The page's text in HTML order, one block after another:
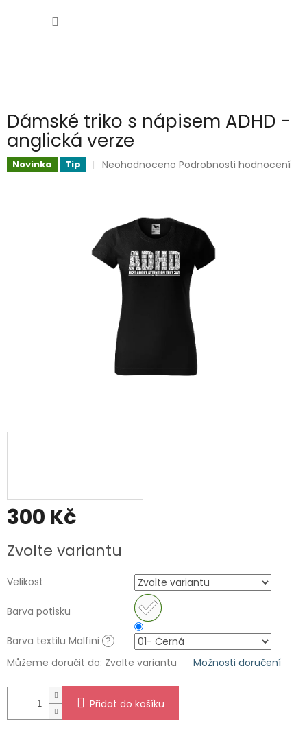
Dámské triko s nápisem ADHD -
anglická verze
Novinka Tip
Průměrné
z
5
hvězdiček.
Neohodnoceno Podrobnosti hodnocení
300 Kč
cena:
Zvolte variantu
Velikost
Barva potisku
Barva textilu Malfini ?
Můžeme doručit do: Zvolte variantu Možnosti doručení
Přidat do košíku